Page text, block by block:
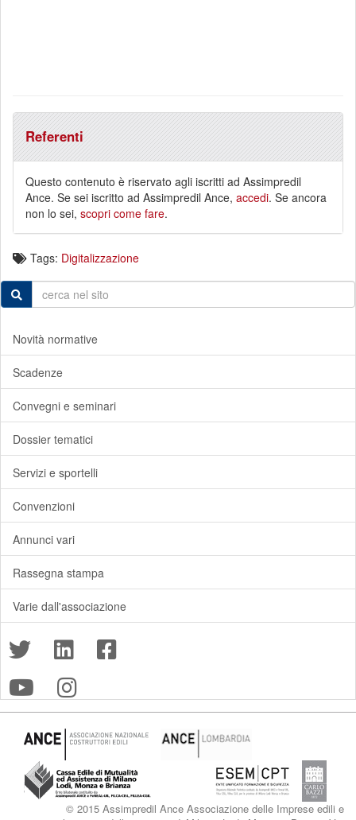
Referenti
Questo contenuto è riservato agli iscritti ad Assimpredil
Ance. Se sei iscritto ad Assimpredil Ance, accedi. Se ancora
non lo sei, scopri come fare.
Tags: Digitalizzazione
Novità normative
Scadenze
Convegni e seminari
Dossier tematici
Servizi e sportelli
Convenzioni
Annunci vari
Rassegna stampa
Varie dall'associazione
© 2015 Assimpredil Ance Associazione delle Imprese edili e